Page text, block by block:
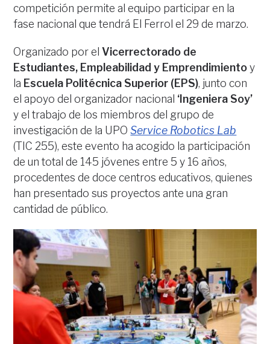
competición permite al equipo participar en la
fase nacional que tendrá El Ferrol el 29 de marzo.
Organizado por elVicerrectorado de
Estudiantes, Empleabilidad y Emprendimientoy
la Escuela Politécnica Superior (EPS), junto con
el apoyo del organizador nacional ‘Ingeniera Soy’
y el trabajo de los miembros del grupo de
investigación de la UPOService Robotics Lab
(TIC 255), este evento ha acogido la participación
de un total de 145 jóvenes entre 5 y 16 años,
procedentes de doce centros educativos, quienes
han presentado sus proyectos ante una gran
cantidad de público.